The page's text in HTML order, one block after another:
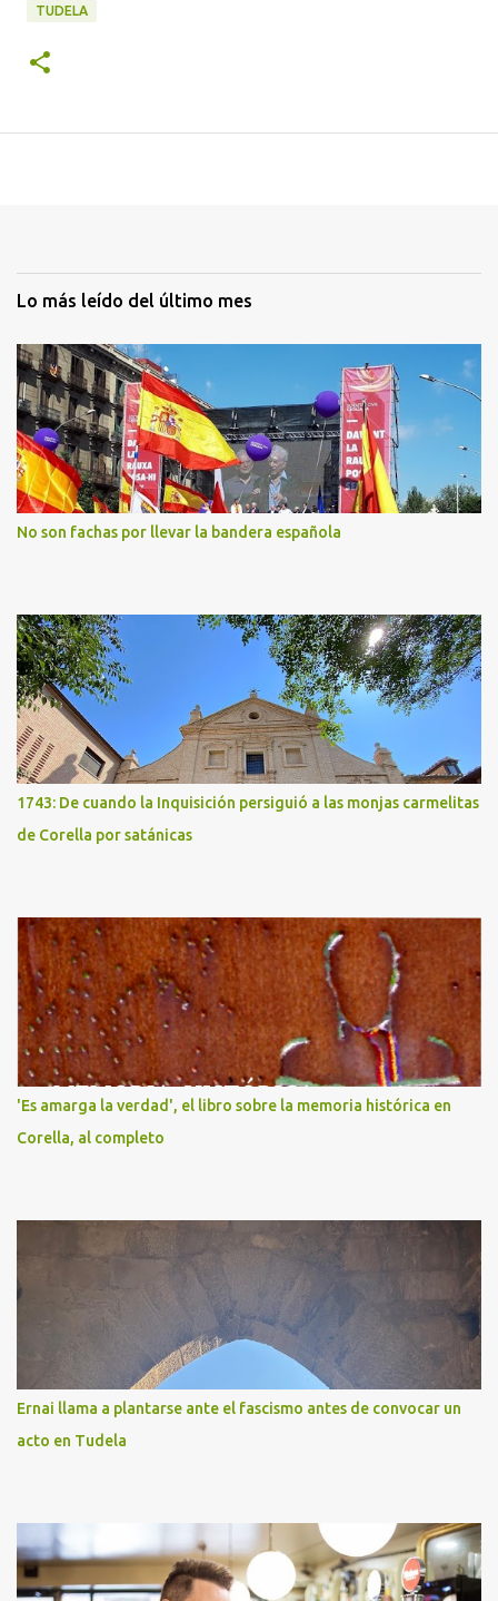
TUDELA
Lo más leído del último mes
No son fachas por llevar la bandera española
1743: De cuando la Inquisición persiguió a las monjas carmelitas
de Corella por satánicas
'Es amarga la verdad', el libro sobre la memoria histórica en
Corella, al completo
Ernai llama a plantarse ante el fascismo antes de convocar un
acto en Tudela